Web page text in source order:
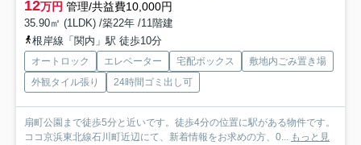
12万円 管理/共益費10,000円
35.90㎡ (1LDK) /築22年 /11階建
根岸線「関内」駅 徒歩10分
オートロック エレベーター 宅配ボックス
敷地内ごみ置き場
外観タイル張り
24時間ゴミ出し可
扇町公園まで徒歩5分と近いです。徒歩4分の位置に駅がある物件です。
ココ京浜東北線石川町近辺にて、新着情報をお求めの方、0... もっと見